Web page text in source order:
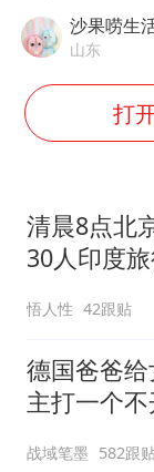
沙果唠生
山东
打
清晨8点北
30人印度
悟人性 42跟贴
德国爸爸给
主打一个不
战域笔墨 582跟